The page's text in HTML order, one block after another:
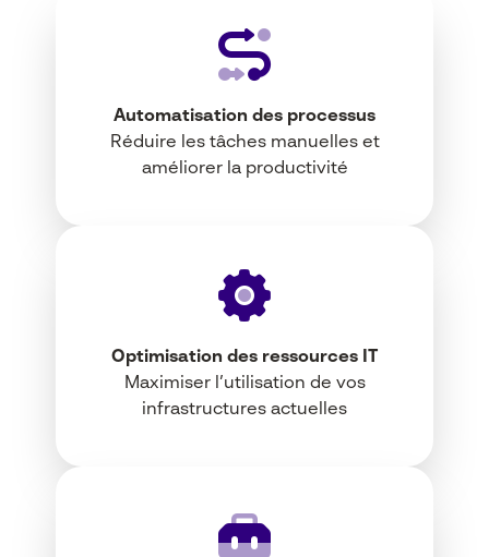
Automatisation des processus
Réduire les tâches manuelles et
améliorer la productivité
Optimisation des ressources IT
Maximiser l’utilisation de vos
infrastructures actuelles